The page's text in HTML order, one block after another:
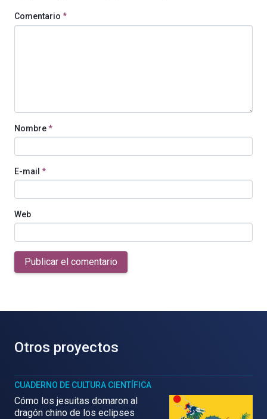
Comentario *
Nombre*
E-mail *
Web
Publicar el comentario
Otros proyectos
CUADERNO DE CULTURA CIENTÍFICA
Cómo los jesuitas domaron al
dragón chino de los eclipses